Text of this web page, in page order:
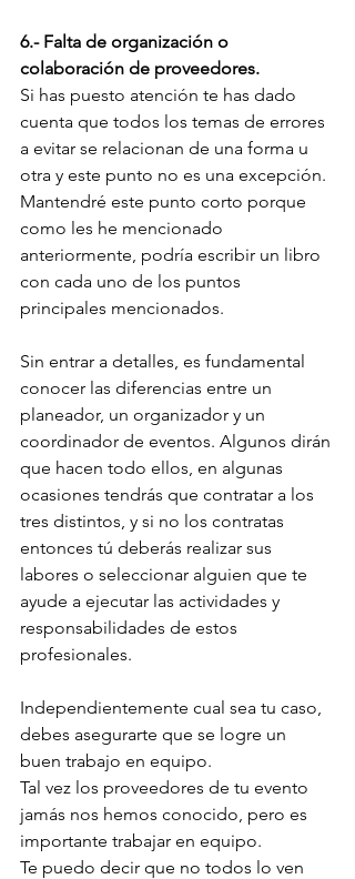
6.- Falta de organización o
colaboración de proveedores.
Si has puesto atención te has dado
cuenta que todos los temas de errores
a evitar se relacionan de una forma u
otra y este punto no es una excepción.
Mantendré este punto corto porque
como les he mencionado
anteriormente, podría escribir un libro
con cada uno de los puntos
principales mencionados.
Sin entrar a detalles, es fundamental
conocer las diferencias entre un
planeador, un organizador y un
coordinador de eventos. Algunos dirán
que hacen todo ellos, en algunas
ocasiones tendrás que contratar a los
tres distintos, y si no los contratas
entonces tú deberás realizar sus
labores o seleccionar alguien que te
ayude a ejecutar las actividades y
responsabilidades de estos
profesionales.
Independientemente cual sea tu caso,
debes asegurarte que se logre un
buen trabajo en equipo.
Tal vez los proveedores de tu evento
jamás nos hemos conocido, pero es
importante trabajar en equipo.
Te puedo decir que no todos lo ven